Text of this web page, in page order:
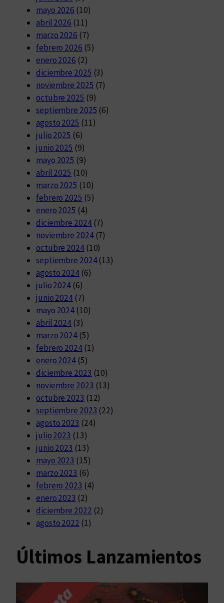
mayo 2026 (10)
abril 2026 (11)
marzo 2026 (7)
febrero 2026 (5)
enero 2026 (2)
diciembre 2025 (3)
noviembre 2025 (7)
octubre 2025 (9)
septiembre 2025 (6)
agosto 2025 (11)
julio 2025 (6)
junio 2025 (9)
mayo 2025 (9)
abril 2025 (10)
marzo 2025 (10)
febrero 2025 (5)
enero 2025 (4)
diciembre 2024(7)
noviembre 2024(7)
octubre 2024(10)
septiembre 2024(13)
agosto 2024(6)
julio 2024 (6)
junio 2024 (7)
mayo 2024 (10)
abril 2024 (3)
marzo 2024 (5)
febrero 2024(1)
enero 2024 (5)
diciembre 2023 (10)
noviembre 2023 (13)
octubre 2023 (12)
septiembre 2023 (22)
agosto 2023 (24)
julio 2023 (13)
junio 2023 (13)
mayo 2023 (15)
marzo 2023 (6)
febrero 2023 (4)
enero 2023 (2)
diciembre 2022 (2)
agosto 2022 (1)
Últimos Lanzamientos